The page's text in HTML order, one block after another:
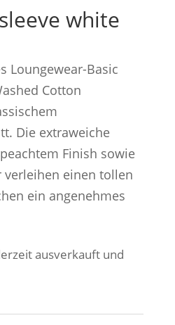
white
Loungewear-Basic
Cotton
Die extraweiche
Finish sowie
verleihen einen tollen
ein angenehmes
ausverkauft und